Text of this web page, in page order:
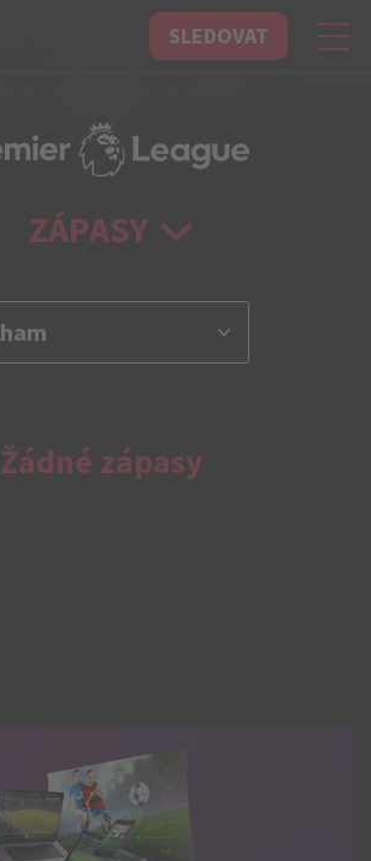
SLEDOVAT
ZÁPASY
Žádné zápasy